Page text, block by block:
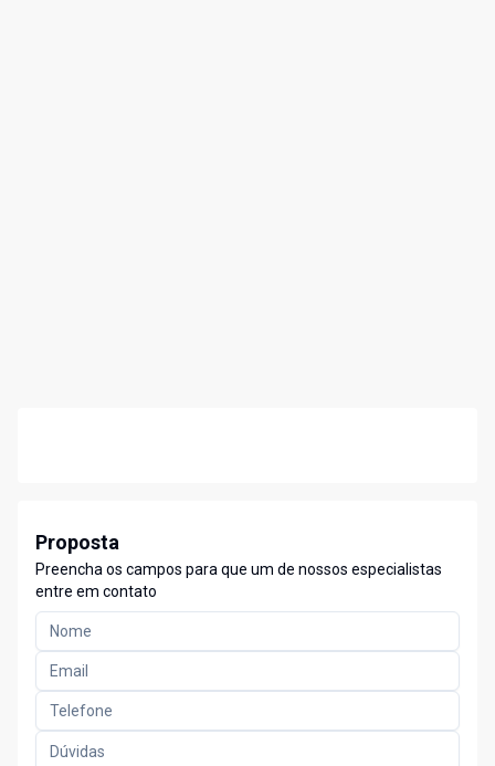
Proposta
Preencha os campos para que um de nossos especialistas
entre em contato